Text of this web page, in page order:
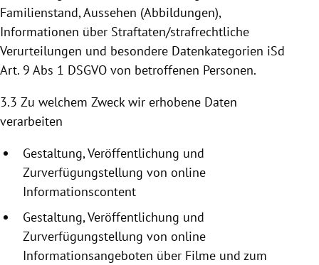
Familienstand, Aussehen (Abbildungen),
Informationen über Straftaten/strafrechtliche
Verurteilungen und besondere Datenkategorien iSd
Art. 9 Abs 1 DSGVO von betroffenen Personen.
3.3 Zu welchem Zweck wir erhobene Daten
verarbeiten
Gestaltung, Veröffentlichung und
Zurverfügungstellung von online
Informationscontent
Gestaltung, Veröffentlichung und
Zurverfügungstellung von online
Informationsangeboten über Filme und zum